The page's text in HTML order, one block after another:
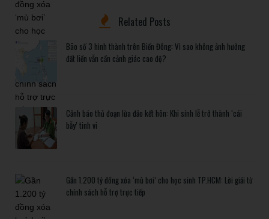
Related Posts
Bão số 3 hình thành trên Biển Đông: Vì sao không ảnh hưởng
đất liền vẫn cần cảnh giác cao độ?
Cảnh báo thủ đoạn lừa đảo kết hôn: Khi sính lễ trở thành ‘cái
bẫy’ tinh vi
Gần 1.200 tỷ đồng xóa ‘mù bơi’ cho học sinh TP.HCM: Lời giải từ
chính sách hỗ trợ trực tiếp